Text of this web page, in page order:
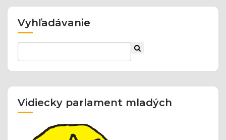
Vyhľadávanie
Vidiecky parlament mladých